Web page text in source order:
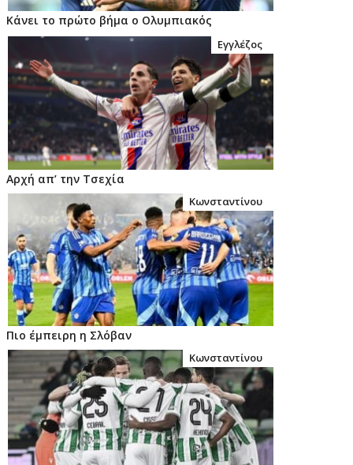
Κάνει το πρώτο βήμα ο Ολυμπιακός
Εγγλέζος
Αρχή απ’ την Τσεχία
Κωνσταντίνου
Πιο έμπειρη η Σλόβαν
Κωνσταντίνου